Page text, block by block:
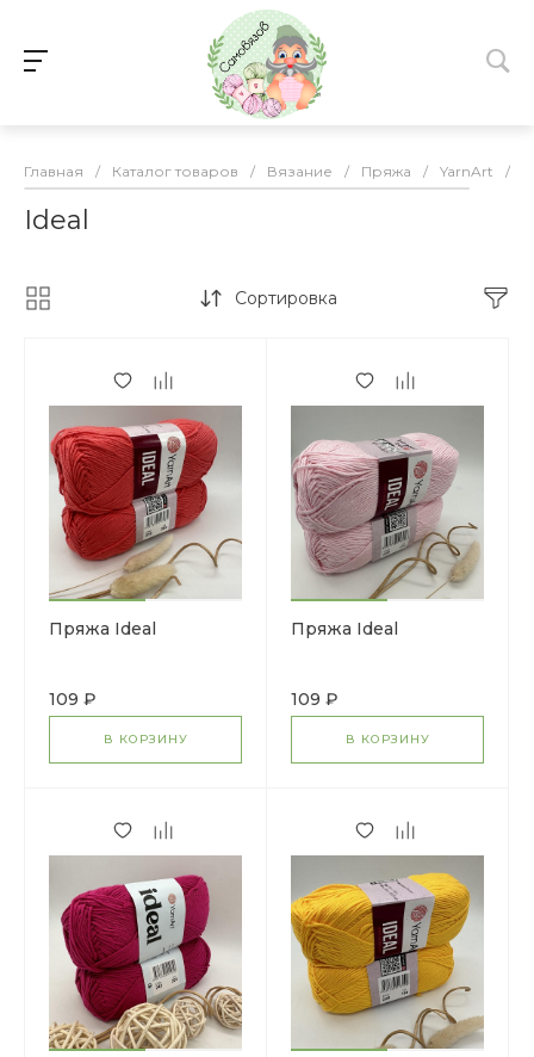
Главная / Каталог товаров / Вязание / Пряжа / YarnArt /
Ideal
Сортировка
Пряжа Ideal
109 ₽
В КОРЗИНУ
Пряжа Ideal
109 ₽
В КОРЗИНУ